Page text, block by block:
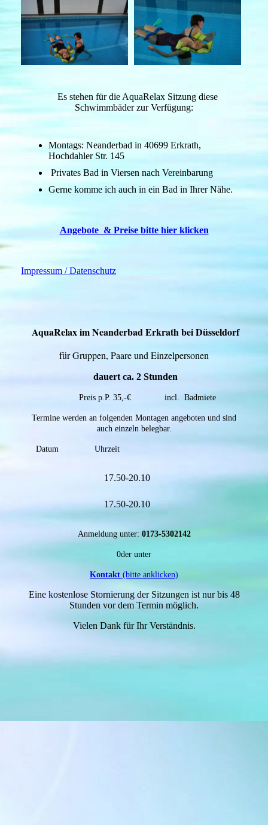
Es stehen für die AquaRelax Sitzung diese
Schwimmbäder zur Verfügung:
Montags: Neanderbad in 40699 Erkrath,
Hochdahler Str. 145
Privates Bad in Viersen nach Vereinbarung
Gerne komme ich auch in ein Bad in Ihrer Nähe.
Angebote & Preise bitte hier klicken
Impressum / Datenschutz
AquaRelaxim Neanderbad Erkrath bei Düsseldorf
für Gruppen, Paare und Einzelpersonen
dauert ca. 2 Stunden
Preis p.P. 35,-€ incl. Badmiete
Termine werden an folgenden Montagen angeboten und sind
auch einzeln belegbar.
Datum Uhrzeit
17.50-20.10
17.50-20.10
Anmeldung unter: 0173-5302142
0der unter
Kontakt (bitte anklicken)
Eine kostenlose Stornierung der Sitzungen ist nur bis 48
Stunden vor dem Termin möglich.
Vielen Dank für Ihr Verständnis.